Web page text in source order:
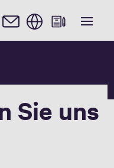
Sie uns